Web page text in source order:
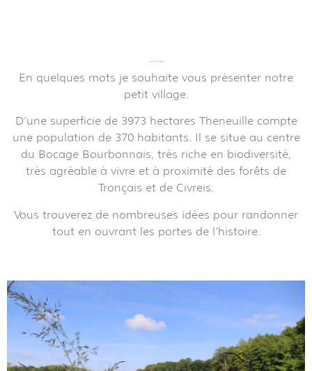
THENEUILLELE MOT DU MAIRE
En quelques mots je souhaite vous présenter notre
petit village.
D’une superficie de 3973 hectares Theneuille compte
une population de 370 habitants. Il se situe au centre
du Bocage Bourbonnais, très riche en biodiversité,
très agréable à vivre et à proximité des forêts de
Tronçais et de Civreis.
Vous trouverez de nombreuses idées pour randonner
tout en ouvrant les portes de l’histoire.